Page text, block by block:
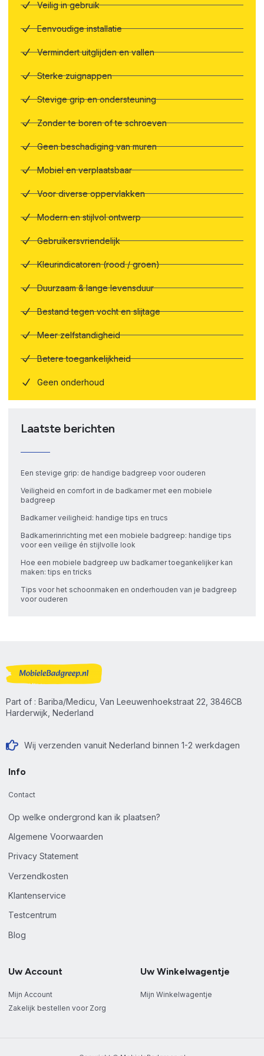
Veilig in gebruik
Eenvoudige installatie
Vermindert uitglijden en vallen
Sterke zuignappen
Stevige grip en ondersteuning
Zonder te boren of te schroeven
Geen beschadiging van muren
Mobiel en verplaatsbaar
Voor diverse oppervlakken
Modern en stijlvol ontwerp
Gebruikersvriendelijk
Kleurindicatoren (rood / groen)
Duurzaam & lange levensduur
Bestand tegen vocht en slijtage
Meer zelfstandigheid
Betere toegankelijkheid
Geen onderhoud
Laatste berichten
Een stevige grip: de handige badgreep voor ouderen
Veiligheid en comfort in de badkamer met een mobiele
badgreep
Badkamer veiligheid: handige tips en trucs
Badkamerinrichting met een mobiele badgreep: handige tips
voor een veilige én stijlvolle look
Hoe een mobiele badgreep uw badkamer toegankelijker kan
maken: tips en tricks
Tips voor het schoonmaken en onderhouden van je badgreep
voor ouderen
Part of : Bariba/Medicu, Van Leeuwenhoekstraat 22, 3846CB
Harderwijk, Nederland
Wij verzenden vanuit Nederland binnen 1-2 werkdagen
Info
Contact
Op welke ondergrond kan ik plaatsen?
Algemene Voorwaarden
Privacy Statement
Verzendkosten
Klantenservice
Testcentrum
Blog
Uw Account
Mijn Account
Zakelijk bestellen voor Zorg
Uw Winkelwagentje
Mijn Winkelwagentje